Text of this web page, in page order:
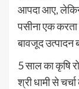
आपदा आए,
पसीना एक
बावजूद उत्पादन
5 साल का कृषि
श्री धामी से